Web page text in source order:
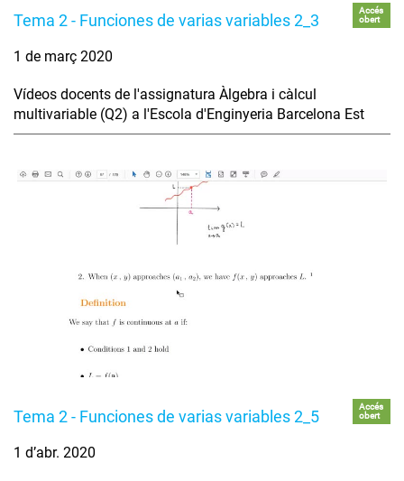
Tema 2 - Funciones de varias variables 2_3
Accés
obert
1 de març 2020
Vídeos docents de l'assignatura Àlgebra i càlcul
multivariable (Q2) a l'Escola d'Enginyeria Barcelona Est
Tema 2 - Funciones de varias variables 2_5
Accés
obert
1 d’abr. 2020